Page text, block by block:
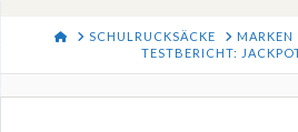
HOMESCHULRUCKSÄCKE MARKEN
TESTBERICHT: